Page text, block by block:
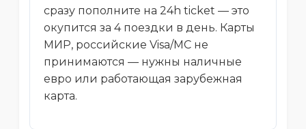
сразу пополните на 24h ticket — это
окупится за 4 поездки в день. Карты
МИР, российские Visa/MC не
принимаются — нужны наличные
евро или работающая зарубежная
карта.